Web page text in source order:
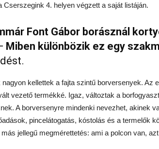
Cserszegink 4. helyen végzett a saját listáján.
Font Gábor borásznál
Miben különbözik ez egy
kellettek a fajta szintű borversenyek. Az
vezető termékké. Igaz, változtak a
A borversenyre mindenki nevezhet, akinek
pincelátogatás, kóstolás és a termelők
jellegű megmérettetés: ami a polcon van,